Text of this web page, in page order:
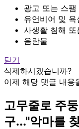
광고 또는 스팸
유언비어 및
사생활 침해 또
음란물
닫기
삭제하시겠습니까?
이제 해당 댓글 내용
고무줄로 주
구..."악마를